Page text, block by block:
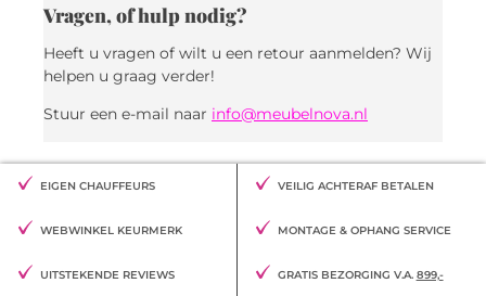
Vragen, of hulp nodig?
Heeft u vragen of wilt u een retour aanmelden? Wij
helpen u graag verder!
Stuur een e-mail naar info@meubelnova.nl
EIGEN CHAUFFEURS VEILIG ACHTERAF BETALEN
WEBWINKEL KEURMERK MONTAGE & OPHANG SERVICE
UITSTEKENDE REVIEWS GRATIS BEZORGING V.A. 899,-